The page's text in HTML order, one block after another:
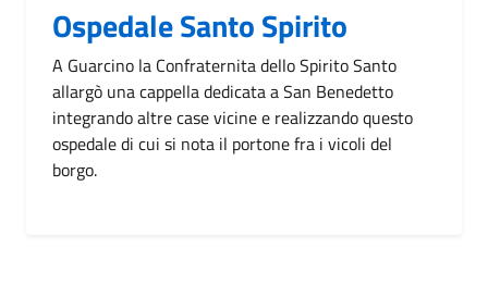
Ospedale Santo Spirito
A Guarcino la Confraternita dello Spirito Santo
allargò una cappella dedicata a San Benedetto
integrando altre case vicine e realizzando questo
ospedale di cui si nota il portone fra i vicoli del
borgo.